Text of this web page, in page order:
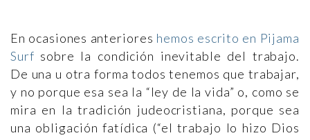
En ocasiones anteriores hemos escrito en Pijama
Surf sobre la condición inevitable del trabajo.
De una u otra forma todos tenemos que trabajar,
y no porque esa sea la “ley de la vida” o, como se
mira en la tradición judeocristiana, porque sea
una obligación fatídica (“el trabajo lo hizo Dios